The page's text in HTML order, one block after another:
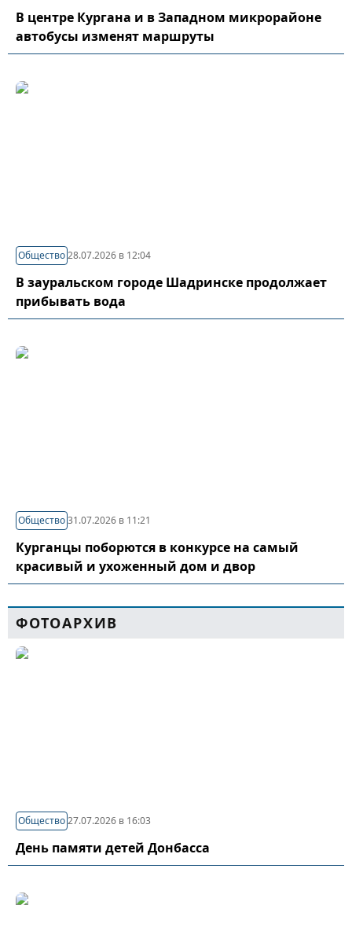
В центре Кургана и в Западном микрорайоне
автобусы изменят маршруты
Общество28.07.2026 в 12:04
В зауральском городе Шадринске продолжает
прибывать вода
Общество31.07.2026 в 11:21
Курганцы поборются в конкурсе на самый
красивый и ухоженный дом и двор
ФОТОАРХИВ
Общество27.07.2026 в 16:03
День памяти детей Донбасса